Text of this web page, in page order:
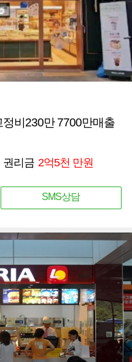
비230만 7700만매출
권리금 2억5천 만원
SMS상담